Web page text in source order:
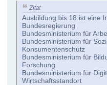
Zitat
Ausbildung bis 18 ist eine
Bundesregierung
Bundesministerium für
Bundesministerium für
Konsumentenschutz
Bundesministerium für
Forschung
Bundesministerium für
Wirtschaftsstandort